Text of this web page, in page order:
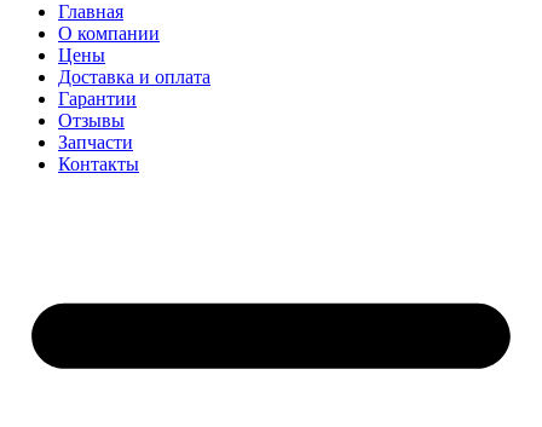
Главная
О компании
Цены
Доставка и оплата
Гарантии
Отзывы
Запчасти
Контакты